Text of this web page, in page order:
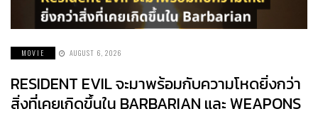
MOVIE AUGUST 6, 2026
RESIDENT EVIL จะมาพร้อมกับความโหดยิ่งกว่า
สิ่งที่เคยเกิดขึ้นใน BARBARIAN และ WEAPONS